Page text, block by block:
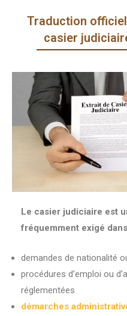
Traduction
casier
Le casier judiciaire est
fréquemment exigé
demandes de nationalité
procédures d’emploi ou
réglementées
démarches